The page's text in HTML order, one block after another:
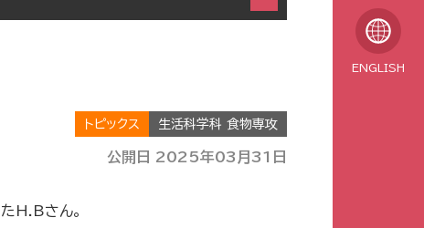
ENGLISH
トピックス 生活科学科 食物専攻
公開日 2025年03月31日
H.Bさん。